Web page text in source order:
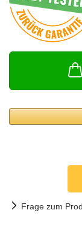
Frage zum